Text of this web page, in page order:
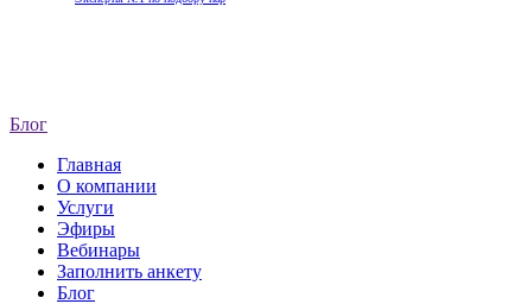
Блог
Главная
О компании
Услуги
Эфиры
Вебинары
Заполнить анкету
Блог